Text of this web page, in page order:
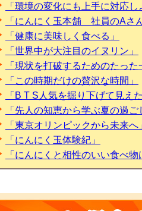
「環境の変化にも上手に対応し
「にんにく玉本舗 社員のAさ
「健康に美味しく食べる」
「世界中が大注目のイヌリン」
「現状を打破するためのたった
「この時期だけの贅沢な時間」
「B T S人気を掘り下げて見えた
「先人の知恵から学ぶ夏の過ご
「東京オリンピックから未来へ
「にんにく玉体験紀」
「にんにくと相性のいい食べ物